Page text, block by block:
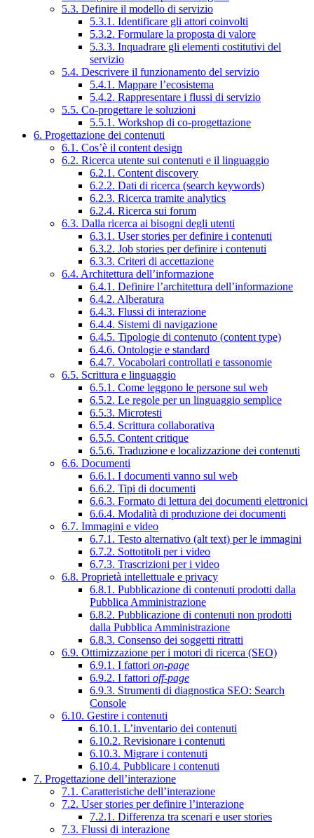
5.3. Definire il modello di servizio
5.3.1. Identificare gli attori coinvolti
5.3.2. Formulare la proposta di valore
5.3.3. Inquadrare gli elementi costitutivi del
servizio
5.4. Descrivere il funzionamento del servizio
5.4.1. Mappare l’ecosistema
5.4.2. Rappresentare i flussi di servizio
5.5. Co-progettare le soluzioni
5.5.1. Workshop di co-progettazione
6. Progettazione dei contenuti
6.1. Cos’è il content design
6.2. Ricerca utente sui contenuti e il linguaggio
6.2.1. Content discovery
6.2.2. Dati di ricerca (search keywords)
6.2.3. Ricerca tramite analytics
6.2.4. Ricerca sui forum
6.3. Dalla ricerca ai bisogni degli utenti
6.3.1. User stories per definire i contenuti
6.3.2. Job stories per definire i contenuti
6.3.3. Criteri di accettazione
6.4. Architettura dell’informazione
6.4.1. Definire l’architettura dell’informazione
6.4.2. Alberatura
6.4.3. Flussi di interazione
6.4.4. Sistemi di navigazione
6.4.5. Tipologie di contenuto (content type)
6.4.6. Ontologie e standard
6.4.7. Vocabolari controllati e tassonomie
6.5. Scrittura e linguaggio
6.5.1. Come leggono le persone sul web
6.5.2. Le regole per un linguaggio semplice
6.5.3. Microtesti
6.5.4. Scrittura collaborativa
6.5.5. Content critique
6.5.6. Traduzione e localizzazione dei contenuti
6.6. Documenti
6.6.1. I documenti vanno sul web
6.6.2. Tipi di documenti
6.6.3. Formato di lettura dei documenti elettronici
6.6.4. Modalità di produzione dei documenti
6.7. Immagini e video
6.7.1. Testo alternativo (alt text) per le immagini
6.7.2. Sottotitoli per i video
6.7.3. Trascrizioni per i video
6.8. Proprietà intellettuale e privacy
6.8.1. Pubblicazione di contenuti prodotti dalla
Pubblica Amministrazione
6.8.2. Pubblicazione di contenuti non prodotti
dalla Pubblica Amministrazione
6.8.3. Consenso dei soggetti ritratti
6.9. Ottimizzazione per i motori di ricerca (SEO)
6.9.1. I fattori on-page
6.9.2. I fattori off-page
6.9.3. Strumenti di diagnostica SEO: Search
Console
6.10. Gestire i contenuti
6.10.1. L’inventario dei contenuti
6.10.2. Revisionare i contenuti
6.10.3. Migrare i contenuti
6.10.4. Pubblicare i contenuti
7. Progettazione dell’interazione
7.1. Caratteristiche dell’interazione
7.2. User stories per definire l’interazione
7.2.1. Differenza tra scenari e user stories
7.3. Flussi di interazione